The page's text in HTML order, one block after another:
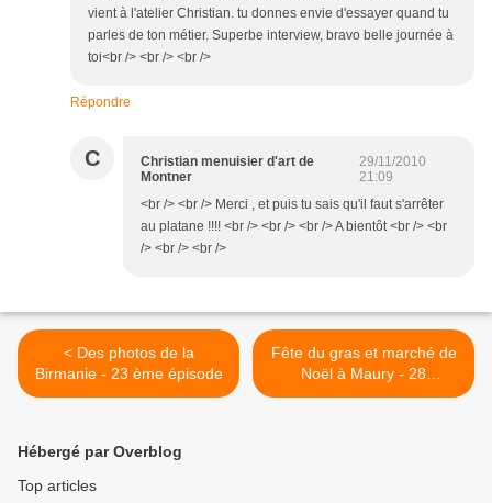
vient à l'atelier Christian. tu donnes envie d'essayer quand tu
parles de ton métier. Superbe interview, bravo belle journée à
toi<br /> <br /> <br />
Répondre
C
Christian menuisier d'art de
Montner
29/11/2010
21:09
<br /> <br /> Merci , et puis tu sais qu'il faut s'arrêter
au platane !!!! <br /> <br /> <br /> A bientôt <br /> <br
/> <br /> <br />
< Des photos de la
Birmanie - 23 ème épisode
Fête du gras et marché de
Noël à Maury - 28
novembre 2010 >
Hébergé par Overblog
Top articles